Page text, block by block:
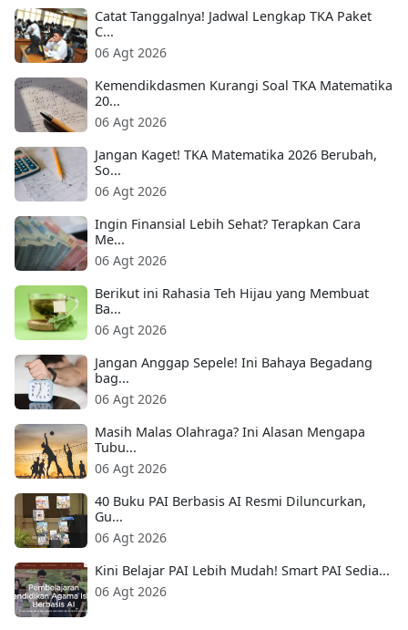
Catat Tanggalnya! Jadwal Lengkap TKA Paket
C...
06 Agt 2026
Kemendikdasmen Kurangi Soal TKA Matematika
20...
06 Agt 2026
Jangan Kaget! TKA Matematika 2026 Berubah,
So...
06 Agt 2026
Ingin Finansial Lebih Sehat? Terapkan Cara
Me...
06 Agt 2026
Berikut ini Rahasia Teh Hijau yang Membuat
Ba...
06 Agt 2026
Jangan Anggap Sepele! Ini Bahaya Begadang
bag...
06 Agt 2026
Masih Malas Olahraga? Ini Alasan Mengapa
Tubu...
06 Agt 2026
40 Buku PAI Berbasis AI Resmi Diluncurkan,
Gu...
06 Agt 2026
Kini Belajar PAI Lebih Mudah! Smart PAI Sedia...
06 Agt 2026